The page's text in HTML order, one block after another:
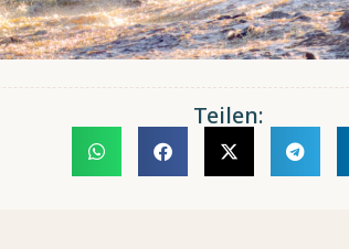
Teilen: